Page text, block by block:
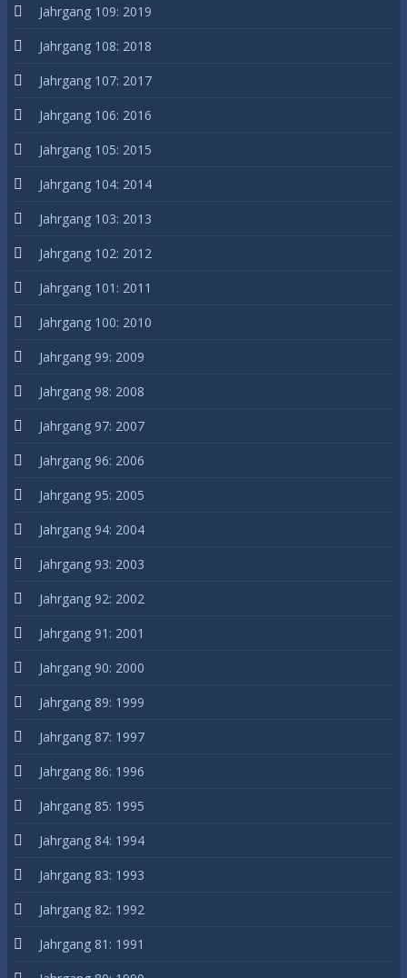
Jahrgang 109: 2019
Jahrgang 108: 2018
Jahrgang 107: 2017
Jahrgang 106: 2016
Jahrgang 105: 2015
Jahrgang 104: 2014
Jahrgang 103: 2013
Jahrgang 102: 2012
Jahrgang 101: 2011
Jahrgang 100: 2010
Jahrgang 99: 2009
Jahrgang 98: 2008
Jahrgang 97: 2007
Jahrgang 96: 2006
Jahrgang 95: 2005
Jahrgang 94: 2004
Jahrgang 93: 2003
Jahrgang 92: 2002
Jahrgang 91: 2001
Jahrgang 90: 2000
Jahrgang 89: 1999
Jahrgang 87: 1997
Jahrgang 86: 1996
Jahrgang 85: 1995
Jahrgang 84: 1994
Jahrgang 83: 1993
Jahrgang 82: 1992
Jahrgang 81: 1991